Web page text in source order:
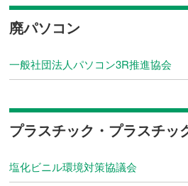
廃パソコン
一般社団法人パソコン3R推進協会
プラスチック・プラスチッ
塩化ビニル環境対策協議会